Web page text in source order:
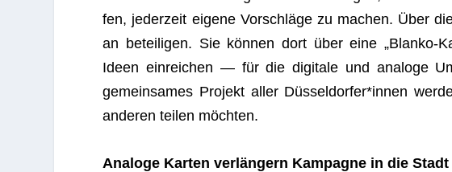
fen, jeder­zeit eigene Vor­schläge zu machen. Über
an betei­li­gen. Sie kön­nen dort über eine „Blanko-
Ideen ein­rei­chen — für die digi­tale und ana­loge
gemein­sa­mes Pro­jekt aller Düsseldorfer*innen
ande­ren tei­len möchten.
Ana­loge Kar­ten ver­län­gern Kam­pa­gne in die Stadt